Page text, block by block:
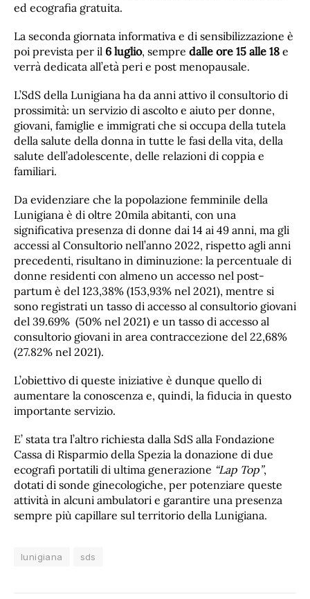
ed ecografia gratuita.
La seconda giornata informativa e di sensibilizzazione è
poi prevista per il 6 luglio, sempre dalle ore 15 alle 18 e
verrà dedicata all’età peri e post menopausale.
L’SdS della Lunigiana ha da anni attivo il consultorio di
prossimità: un servizio di ascolto e aiuto per donne,
giovani, famiglie e immigrati che si occupa della tutela
della salute della donna in tutte le fasi della vita, della
salute dell’adolescente, delle relazioni di coppia e
familiari.
Da evidenziare che la popolazione femminile della
Lunigiana è di oltre 20mila abitanti, con una
significativa presenza di donne dai 14 ai 49 anni, ma gli
accessi al Consultorio nell’anno 2022, rispetto agli anni
precedenti, risultano in diminuzione: la percentuale di
donne residenti con almeno un accesso nel post-
partum è del 123,38% (153,93% nel 2021), mentre si
sono registrati un tasso di accesso al consultorio giovani
del 39.69% (50% nel 2021) e un tasso di accesso al
consultorio giovani in area contraccezione del 22,68%
(27.82% nel 2021).
L’obiettivo di queste iniziative è dunque quello di
aumentare la conoscenza e, quindi, la fiducia in questo
importante servizio.
E’ stata tra l’altro richiesta dalla SdS alla Fondazione
Cassa di Risparmio della Spezia la donazione di due
ecografi portatili di ultima generazione “Lap Top”,
dotati di sonde ginecologiche, per potenziare queste
attività in alcuni ambulatori e garantire una presenza
sempre più capillare sul territorio della Lunigiana.
lunigiana sds